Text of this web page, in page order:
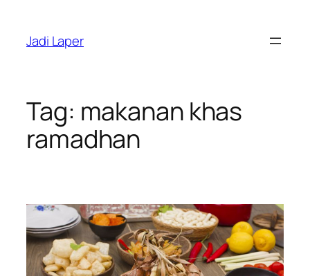
content
Jadi Laper
Tag: makanan khas
ramadhan